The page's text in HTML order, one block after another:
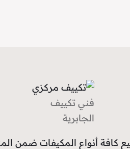
فني تكييف
الجابرية
كافة أنواع المكيفات ضمن